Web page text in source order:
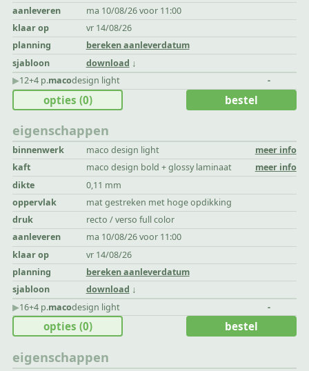
aanleveren
ma 10/08/26 voor 11:00
klaar op
vr 14/08/26
planning
bereken aanleverdatum
sjabloon
download
▶︎12+4 p.macodesign light -
eigenschappen
binnenwerk maco design light
meer info
kaft
maco design bold + glossy laminaat
meer info
dikte
0,11 mm
oppervlak
mat gestreken met hoge opdikking
druk
recto / verso full color
aanleveren
ma 10/08/26 voor 11:00
klaar op
vr 14/08/26
planning
bereken aanleverdatum
sjabloon
download
opties (0) bestel
▶︎16+4 p.macodesign light -
eigenschappen
opties (0) bestel